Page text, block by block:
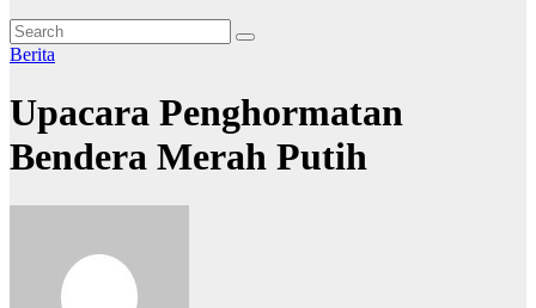
Berita
Upacara Penghormatan
Bendera Merah Putih